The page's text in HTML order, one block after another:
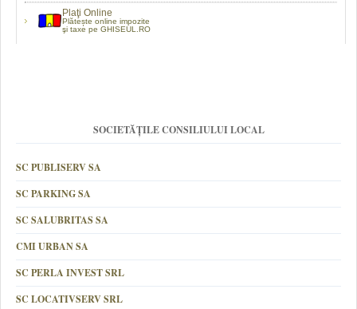
Plaţi Online
Plătește online impozite
şi taxe pe GHISEUL.RO
SOCIETĂȚILE CONSILIULUI LOCAL
SC PUBLISERV SA
SC PARKING SA
SC SALUBRITAS SA
CMI URBAN SA
SC PERLA INVEST SRL
SC LOCATIVSERV SRL